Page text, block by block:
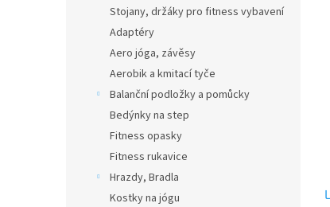
Stojany, držáky pro fitness vybavení
Adaptéry
Aero jóga, závěsy
Aerobik a kmitací tyče
Balanční podložky a pomůcky
Bedýnky na step
Fitness opasky
Fitness rukavice
Hrazdy, Bradla
Kostky na jógu